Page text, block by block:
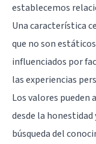
establecemos
Una característica
que no son
influenciados por
las experiencias
Los valores pueden
desde la
búsqueda del